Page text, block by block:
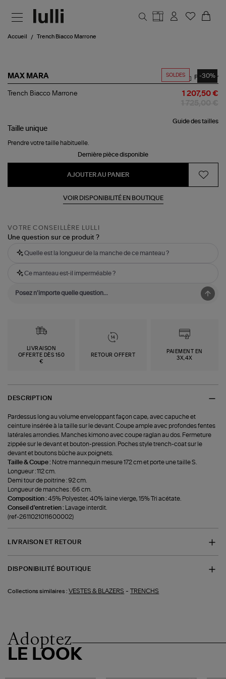
Accueil Trench Biacco Marrone
SOLDES -30%
MAX MARA
Trench
Partager
Trench Biacco Marrone 1 207,50 €
Guide des tailles
Taille unique
Prendre votre taille habituelle.
Dernière pièce disponible
AJOUTER AU PANIER
VOIR DISPONIBILITÉ EN BOUTIQUE
VOTRE CONSEILLÈRE LULLI
Une question sur ce produit ?
Quelle est la longueur de la manche de ce manteau ?
Ce manteau est-il imperméable ?
LIVRAISON
OFFERTE DÈS 150
€
RETOUR OFFERT
PAIEMENT EN
3X,4X
DESCRIPTION
Pardessus long au volume enveloppant façon cape, avec capuche et
ceinture insérée à la taille sur le devant. Coupe ample avec profondes fentes
latérales arrondies. Manches kimono avec coupe raglan au dos. Fermeture
zippée sur le devant et bouton-pression. Poches style trench-coat sur le
devant et boutons bûche aux poignets.
Taille & Coupe : Notre mannequin mesure 172 cm et porte une taille S.
Longueur : 112 cm.
Demi tour de poitrine : 92 cm.
Longueur de manches : 66 cm.
Composition :45% Polyester, 40% laine vierge, 15% Tri acétate.
Conseil d'entretien :
Lavage interdit.
(ref-2611021011600002)
LIVRAISON ET RETOUR
DISPONIBILITÉ BOUTIQUE
Collections similaires : VESTES & BLAZERS -TRENCHS
Adoptez
LE LOOK